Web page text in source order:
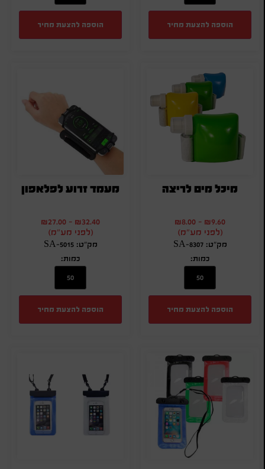
הוספה להצעת מחיר הוספה להצעת מחיר
מיכל מים לריצה
₪9.60
-
₪8.00
(לפני מע"מ)
מק"ט: SA-8307
כמות:
הוספה להצעת מחיר
מעמד זרוע לפלאפון
₪32.40
-
₪27.00
(לפני מע"מ)
מק"ט: SA-5015
כמות:
הוספה להצעת מחיר